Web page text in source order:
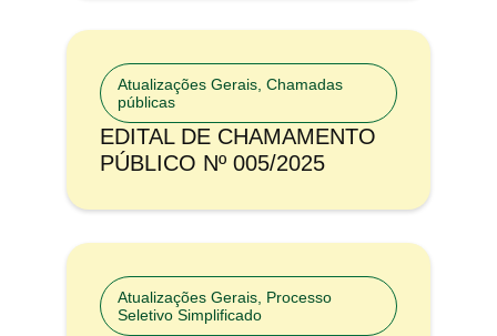
Atualizações Gerais Chamadas
públicas
EDITAL DE CHAMAMENTO
PÚBLICO Nº 005/2025
Atualizações Gerais Processo
Seletivo Simplificado